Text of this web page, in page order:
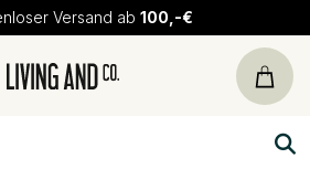
Versand ab 100,-€